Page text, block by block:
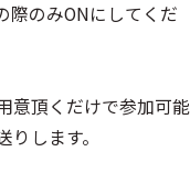
際のみONにしてくだ
意頂くだけで参加可能
します。